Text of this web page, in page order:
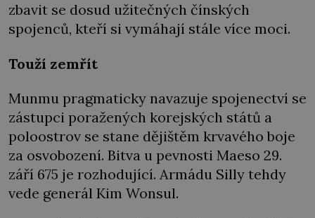
zbavit se dosud užitečných čínských
spojenců, kteří si vymáhají stále více moci.
Touží zemřít
Munmu pragmaticky navazuje spojenectví se
zástupci poražených korejských států a
poloostrov se stane dějištěm krvavého boje
za osvobození. Bitva u pevnosti Maeso 29.
září 675 je rozhodující. Armádu Silly tehdy
vede generál Kim Wonsul.